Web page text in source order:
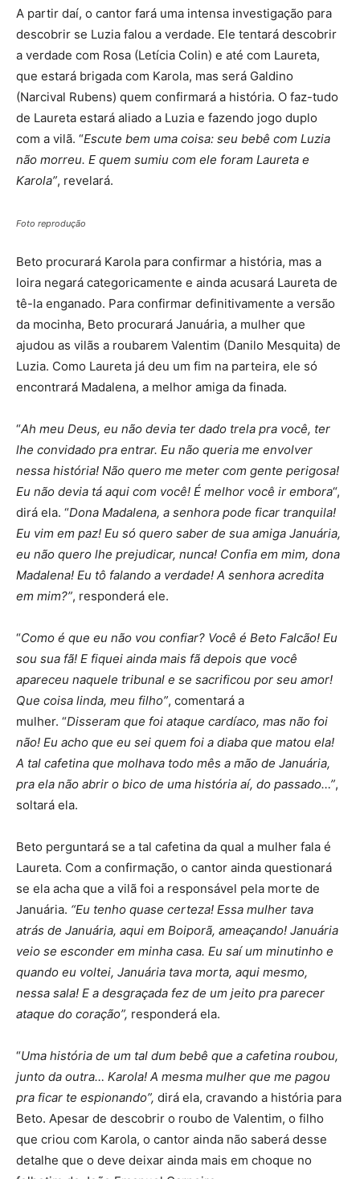
A partir daí, o cantor fará uma intensa investigação para
descobrir se Luzia falou a verdade. Ele tentará descobrir
a verdade com Rosa (Letícia Colin) e até com Laureta,
que estará brigada com Karola, mas será Galdino
(Narcival Rubens) quem confirmará a história. O faz-tudo
de Laureta estará aliado a Luzia e fazendo jogo duplo
com a vilã. “Escute bem uma coisa: seu bebê com Luzia
não morreu. E quem sumiu com ele foram Laureta e
Karola”, revelará.
Foto reprodução
Beto procurará Karola para confirmar a história, mas a
loira negará categoricamente e ainda acusará Laureta de
tê-la enganado. Para confirmar definitivamente a versão
da mocinha, Beto procurará Januária, a mulher que
ajudou as vilãs a roubarem Valentim (Danilo Mesquita) de
Luzia. Como Laureta já deu um fim na parteira, ele só
encontrará Madalena, a melhor amiga da finada.
“Ah meu Deus, eu não devia ter dado trela pra você, ter
lhe convidado pra entrar. Eu não queria me envolver
nessa história! Não quero me meter com gente perigosa!
Eu não devia tá aqui com você! É melhor você ir embora“,
dirá ela. “Dona Madalena, a senhora pode ficar tranquila!
Eu vim em paz! Eu só quero saber de sua amiga Januária,
eu não quero lhe prejudicar, nunca! Confia em mim, dona
Madalena! Eu tô falando a verdade! A senhora acredita
em mim?”, responderá ele.
“Como é que eu não vou confiar? Você é Beto Falcão! Eu
sou sua fã! E fiquei ainda mais fã depois que você
apareceu naquele tribunal e se sacrificou por seu amor!
Que coisa linda, meu filho”, comentará a
mulher. “Disseram que foi ataque cardíaco, mas não foi
não! Eu acho que eu sei quem foi a diaba que matou ela!
A tal cafetina que molhava todo mês a mão de Januária,
pra ela não abrir o bico de uma história aí, do passado…”,
soltará ela.
Beto perguntará se a tal cafetina da qual a mulher fala é
Laureta. Com a confirmação, o cantor ainda questionará
se ela acha que a vilã foi a responsável pela morte de
Januária. “Eu tenho quase certeza! Essa mulher tava
atrás de Januária, aqui em Boiporã, ameaçando! Januária
veio se esconder em minha casa. Eu saí um minutinho e
quando eu voltei, Januária tava morta, aqui mesmo,
nessa sala! E a desgraçada fez de um jeito pra parecer
ataque do coração”, responderá ela.
“Uma história de um tal dum bebê que a cafetina roubou,
junto da outra… Karola! A mesma mulher que me pagou
pra ficar te espionando”, dirá ela, cravando a história para
Beto. Apesar de descobrir o roubo de Valentim, o filho
que criou com Karola, o cantor ainda não saberá desse
detalhe que o deve deixar ainda mais em choque no